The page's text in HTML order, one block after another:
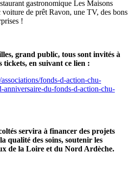
gastronomique Les Maisons
de prêt Ravon, une TV, des bons
!
grand public, tous sont invités à
en suivant ce lien :
fonds-d-action-chu-
anniversaire-du-fonds-d-action-chu-
servira à financer des projets
qualité des soins, soutenir les
de la Loire et du Nord Ardèche.